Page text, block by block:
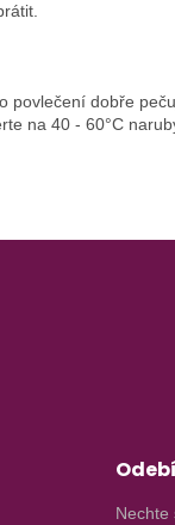
povlečení dobře
na 40 - 60°C
Nechte